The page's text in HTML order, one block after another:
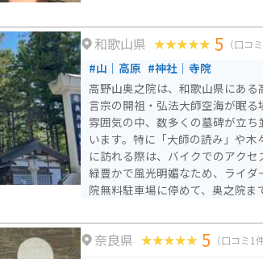
和歌山県 5 （口コ
#山｜高原 #神社｜寺院
高野山奥之院は、和歌山県にあ
言宗の開祖・弘法大師空海が眠
雰囲気の中、数多くの墓碑が立
います。特に「大師の読み」や木々
に訪れる際は、バイクでのアク
緑豊かで風光明媚なため、ライ
院無料駐車場に停めて、奥之院
を心掛けましょう。
奈良県 5 （口コミ1